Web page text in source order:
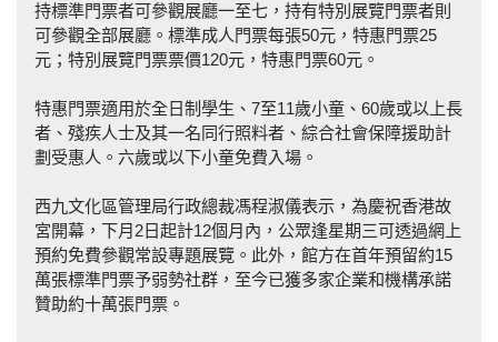
持標準門票者可參觀展廳一至七，持有特別展覽門票者則
可參觀全部展廳。標準成人門票每張50元，特惠門票25
元；特別展覽門票票價120元，特惠門票60元。
特惠門票適用於全日制學生、7至11歲小童、60歲或以上長
者、殘疾人士及其一名同行照料者、綜合社會保障援助計
劃受惠人。六歲或以下小童免費入場。
西九文化區管理局行政總裁馮程淑儀表示，為慶祝香港故
宮開幕，下月2日起計12個月內，公眾逢星期三可透過網上
預約免費參觀常設專題展覽。此外，館方在首年預留約15
萬張標準門票予弱勢社群，至今已獲多家企業和機構承諾
贊助約十萬張門票。